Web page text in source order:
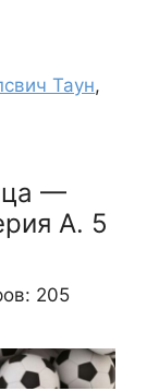
Таун,
—
А. 5
205